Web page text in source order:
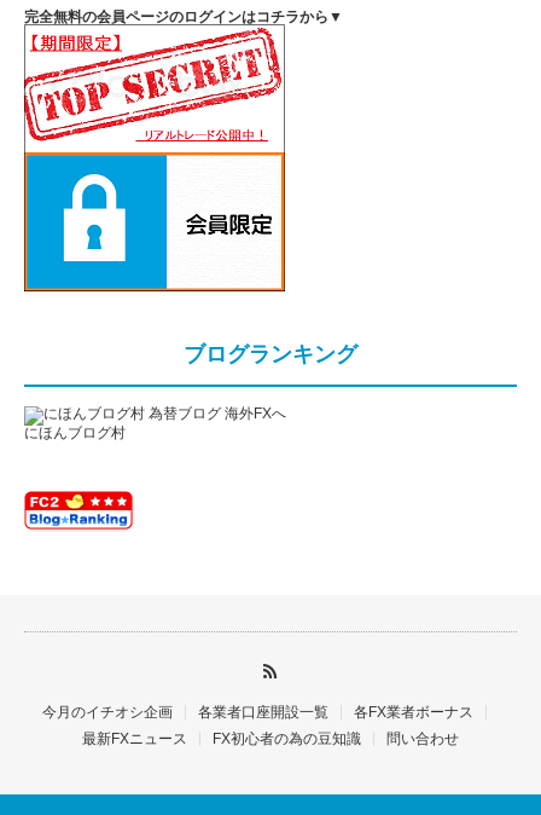
完全無料の会員ページのログインはコチラから▼
ブログランキング
にほんブログ村
今月のイチオシ企画 各業者口座開設一覧
各FX業者ボーナス
最新FXニュース
FX初心者の為の豆知識 問い合わせ